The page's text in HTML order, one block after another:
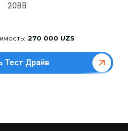
20BB
270 000 UZS
Тест Драйв